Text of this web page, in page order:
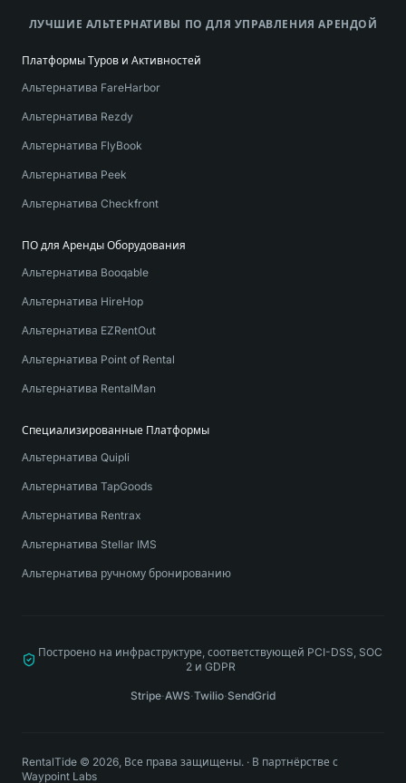
ЛУЧШИЕ АЛЬТЕРНАТИВЫ ПО ДЛЯ УПРАВЛЕНИЯ АРЕНДОЙ
Платформы Туров и Активностей
Альтернатива FareHarbor
Альтернатива Rezdy
Альтернатива FlyBook
Альтернатива Peek
Альтернатива Checkfront
ПО для Аренды Оборудования
Альтернатива Booqable
Альтернатива HireHop
Альтернатива EZRentOut
Альтернатива Point of Rental
Альтернатива RentalMan
Специализированные Платформы
Альтернатива Quipli
Альтернатива TapGoods
Альтернатива Rentrax
Альтернатива Stellar IMS
Альтернатива ручному бронированию
Построено на инфраструктуре, соответствующей PCI-DSS, SOC
2 и GDPR
Stripe·AWS·Twilio·SendGrid
RentalTide © 2026, Все права защищены. · В партнёрстве с
Waypoint Labs